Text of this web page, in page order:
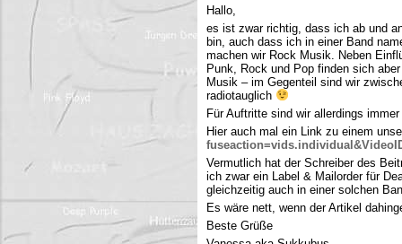
Hallo,
es ist zwar richtig, dass ich ab und
bin, auch dass ich in einer Band
machen wir Rock Musik. Neben
Punk, Rock und Pop finden sich
Musik – im Gegenteil sind wir
radiotauglich
Für Auftritte sind wir allerdings
Hier auch mal ein Link zu einem
Vermutlich hat der Schreiber des
ich zwar ein Label & Mailorder für
gleichzeitig auch in einer solchen
Es wäre nett, wenn der Artikel
Beste Grüße